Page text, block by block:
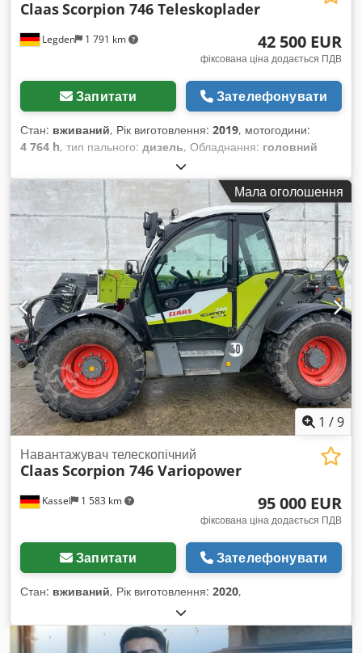
Legden 1 791 km
ClaasScorpion 746 Teleskoplader
42 500 EUR
фіксована ціна додається ПДВ
Запитати Зателефонувати
Стан: вживаний, Рік виготовлення: 2019, мотогодини:
4 764 h, тип пального: дизель, Обладнання: головний
Мала оголошення
1 /9
Kassel 1 583 km
Навантажувач телескопічний
ClaasScorpion 746 Variopower
95 000 EUR
фіксована ціна додається ПДВ
Запитати Зателефонувати
Стан: вживаний, Рік виготовлення: 2020,